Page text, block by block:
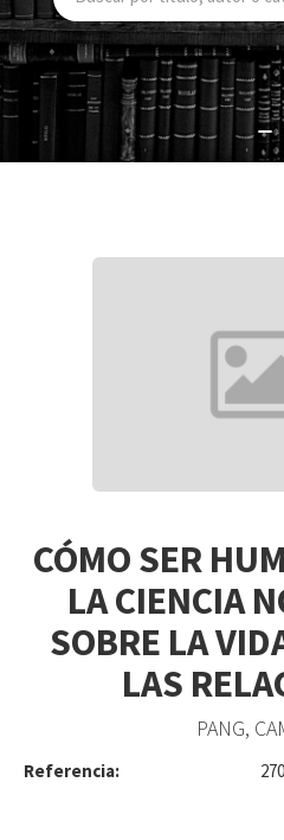
CÓMO SER
LA CIENCIA
SOBRE LA
LAS
PANG,
Referencia: